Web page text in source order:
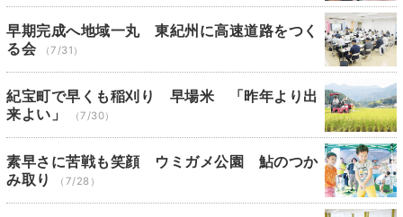
早期完成へ地域一丸 東紀州に高速道路をつく
る会
（7/31）
紀宝町で早くも稲刈り 早場米 「昨年より出
来よい」
（7/30）
素早さに苦戦も笑顔 ウミガメ公園 鮎のつか
み取り
（7/28）